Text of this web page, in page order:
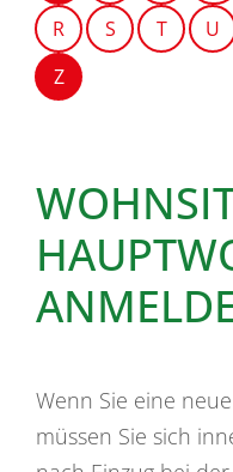
R
S T U
Z
Wenn Sie eine
müssen Sie sich